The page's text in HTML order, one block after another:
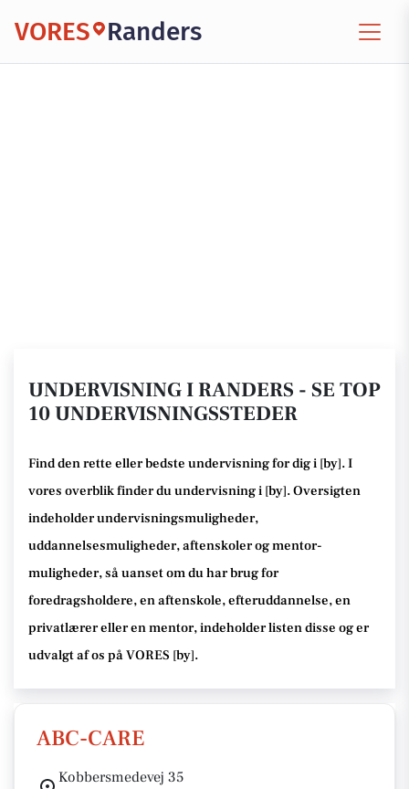
VORES Randers
UNDERVISNING I RANDERS - SE TOP
10 UNDERVISNINGSSTEDER
Find den rette eller bedste undervisningfor dig i [by]. I
vores overblik finder du undervisning i [by].Oversigten
indeholder undervisningsmuligheder,
uddannelsesmuligheder, aftenskoler og mentor-
muligheder, så uanset om du har brug for
foredragsholdere, en aftenskole, efteruddannelse, en
privatlærer eller en mentor, indeholder listen disse og er
udvalgt af os på VORES [by].
ABC-CARE
Kobbersmedevej 35